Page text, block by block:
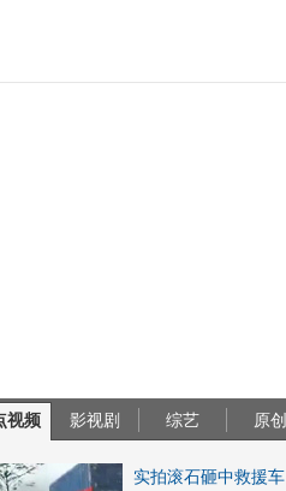
视频 影视剧 综艺 原创
实拍滚石砸中救援车